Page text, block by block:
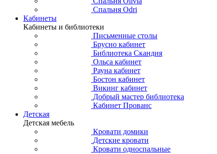
Спальня Odri
Кабинеты
Кабинеты и библиотеки
Письменные столы
Брусно кабинет
Библиотека Скандия
Ольса кабинет
Рауна кабинет
Бостон кабинет
Викинг кабинет
Добрый мастер библиотека
Кабинет Прованс
Детская
Детская мебель
Кровати домики
Детские кровати
Кровати односпальные